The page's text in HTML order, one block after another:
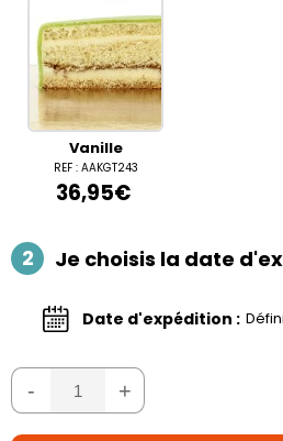
Vanille
REF : AAKGT243
36,95€
2 Je choisis la date
Date d'expédition :
- +